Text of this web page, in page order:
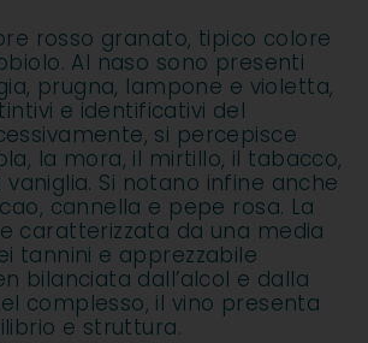
rosso granato, tipico colore
Al naso sono presenti
prugna, lampone e violetta,
e identificativi del
si percepisce
la mora, il mirtillo, il tabacco,
vaniglia. Si notano infine anche
cannella e pepe rosa. La
caratterizzata da una media
tannini e apprezzabile
bilanciata dall’alcol e dalla
complesso, il vino presenta
e struttura.